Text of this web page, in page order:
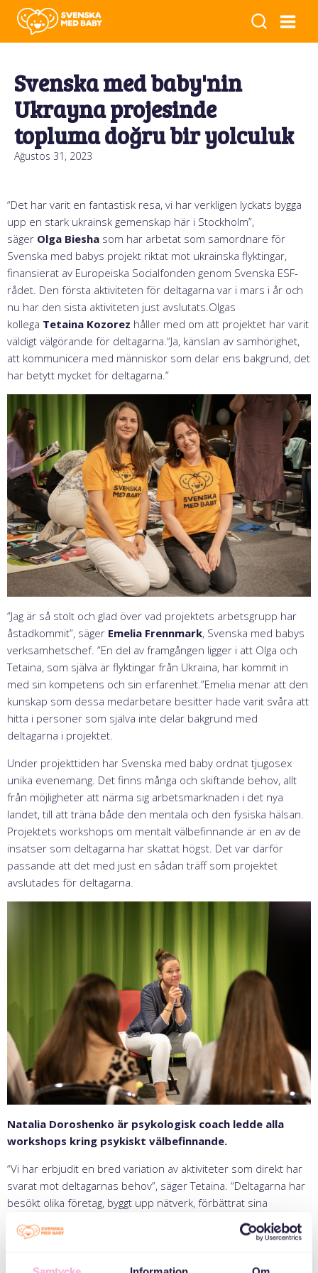
Svenska med baby'nin
Ukrayna projesinde
topluma doğru bir yolculuk
Ağustos 31, 2023
“Det har varit en fantastisk resa, vi har verkligen lyckats bygga
upp en stark ukrainsk gemenskap här i Stockholm”,
säger Olga Biesha som har arbetat som samordnare för
Svenska med babys projekt riktat mot ukrainska flyktingar,
finansierat av Europeiska Socialfonden genom Svenska ESF-
rådet. Den första aktiviteten för deltagarna var i mars i år och
nu har den sista aktiviteten just avslutats.Olgas
kollega Tetaina Kozorez håller med om att projektet har varit
väldigt välgörande för deltagarna.“Ja, känslan av samhörighet,
att kommunicera med människor som delar ens bakgrund, det
har betytt mycket för deltagarna.”
”Jag är så stolt och glad över vad projektets arbetsgrupp har
åstadkommit”, säger Emelia Frennmark, Svenska med babys
verksamhetschef. ”En del av framgången ligger i att Olga och
Tetaina, som själva är flyktingar från Ukraina, har kommit in
med sin kompetens och sin erfarenhet.”Emelia menar att den
kunskap som dessa medarbetare besitter hade varit svåra att
hitta i personer som själva inte delar bakgrund med
deltagarna i projektet.
Under projekttiden har Svenska med baby ordnat tjugosex
unika evenemang. Det finns många och skiftande behov, allt
från möjligheter att närma sig arbetsmarknaden i det nya
landet, till att träna både den mentala och den fysiska hälsan.
Projektets workshops om mentalt välbefinnande är en av de
insatser som deltagarna har skattat högst. Det var därför
passande att det med just en sådan träff som projektet
avslutades för deltagarna.
Natalia Doroshenko är psykologisk coach ledde alla
workshops kring psykiskt välbefinnande.
“Vi har erbjudit en bred variation av aktiviteter som direkt har
svarat mot deltagarnas behov”, säger Tetaina. “Deltagarna har
besökt olika företag, byggt upp nätverk, förbättrat sina
LinkedIn-profiler, och deltagit i intervjuer på både svenska och
engelska. Dessutom har populära inslag som Zumba-dans och